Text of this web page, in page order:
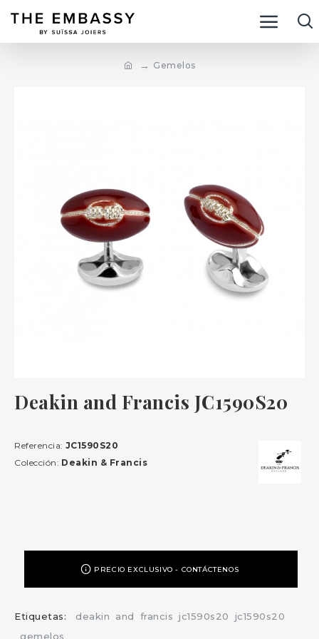
Gemelos
Deakin and Francis JC1590S20
Referencia: JC1590S20
Colección: Deakin & Francis
PRECIO EXCLUSIVO - CONTÁCTENOS
Etiquetas: deakin and francis jc1590s20
jc1590s20
gemelos